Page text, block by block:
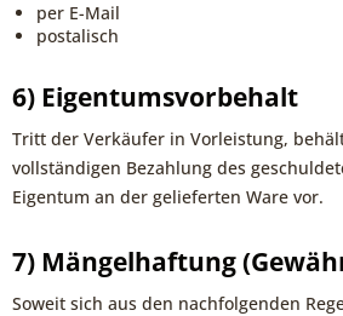
per E-Mail
postalisch
6) Eigentumsvorbehalt
Tritt der Verkäufer in Vorleistung,
vollständigen Bezahlung des
Eigentum an der gelieferten Ware vor.
7) Mängelhaftung
Soweit sich aus den nachfolgenden